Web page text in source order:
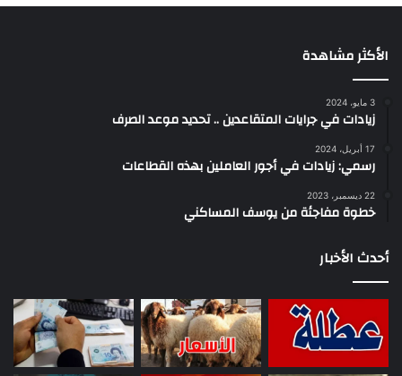
الأكثر مشاهدة
3 مايو، 2024
زيادات في جرايات المتقاعدين .. تحديد موعد الصرف
17 أبريل، 2024
رسمي: زيادات في أجور العاملين بهذه القطاعات
22 ديسمبر، 2023
خطوة مفاجئة من يوسف المساكني
أحدث الأخبار